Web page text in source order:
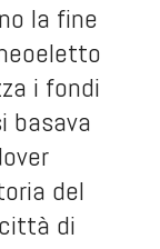
la fine
i fondi
basava
del
di